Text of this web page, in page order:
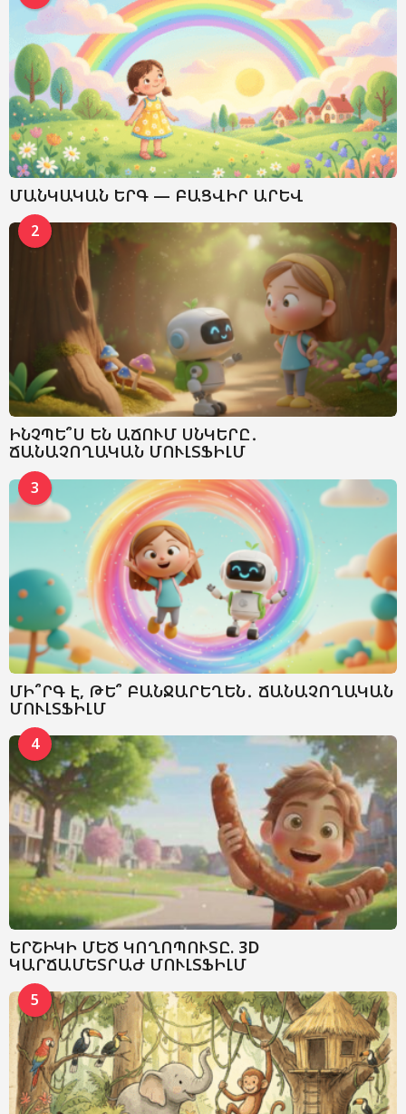
ՄԱՆԿԱԿԱՆ ԵՐԳ — ԲԱՑՎԻՐ ԱՐԵՎ
2
ԻՆՉՊԵ՞Ս ԵՆ ԱՃՈՒՄ ՍՆԿԵՐԸ․
ՃԱՆԱՉՈՂԱԿԱՆ ՄՈՒԼՏՖԻԼՄ
3
ՄԻ՞ՐԳ Է, ԹԵ՞ ԲԱՆՋԱՐԵՂԵՆ․ ՃԱՆԱՉՈՂԱԿԱՆ
ՄՈՒԼՏՖԻԼՄ
4
ԵՐՇԻԿԻ ՄԵԾ ԿՈՂՈՊՈՒՏԸ. 3D
ԿԱՐՃԱՄԵՏՐԱԺ ՄՈՒԼՏՖԻԼՄ
5